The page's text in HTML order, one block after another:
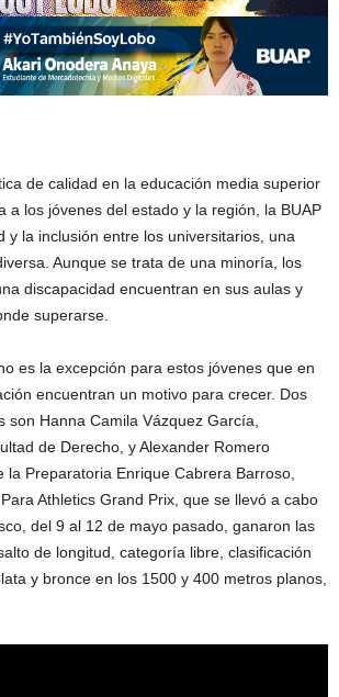
de calidad en la educación media superior
a los jóvenes del estado y la región, la BUAP
y la inclusión entre los universitarios, una
Aunque se trata de una minoría, los
discapacidad encuentran en sus aulas y
superarse.
es la excepción para estos jóvenes que en
encuentran un motivo para crecer. Dos
son Hanna Camila Vázquez García,
de Derecho, y Alexander Romero
la Preparatoria Enrique Cabrera Barroso,
Athletics Grand Prix, que se llevó a cabo
del 9 al 12 de mayo pasado, ganaron las
de longitud, categoría libre, clasificación
y bronce en los 1500 y 400 metros planos,